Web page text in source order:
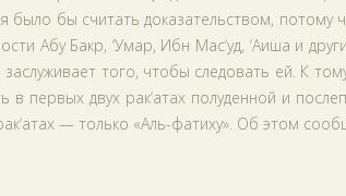
было бы считать доказательством, потому
Абу Бакр, ‘Умар, Ибн Мас‘уд, ‘Аиша и
заслуживает того, чтобы следовать ей. К
в первых двух рак‘атах полуденной и
— только «Аль-фатиху». Об этом